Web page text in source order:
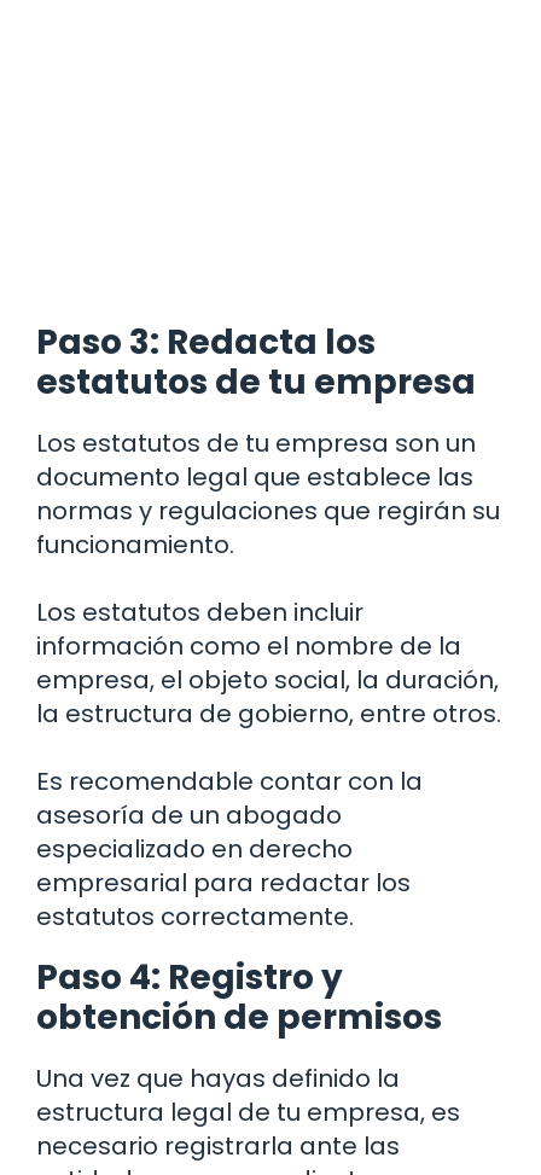
Paso 3: Redacta los
estatutos de tu empresa
Los estatutos de tu empresa son un
documento legal que establece las
normas y regulaciones que regirán su
funcionamiento.
Los estatutos deben incluir
información como el nombre de la
empresa, el objeto social, la duración,
la estructura de gobierno, entre otros.
Es recomendable contar con la
asesoría de un abogado
especializado en derecho
empresarial para redactar los
estatutos correctamente.
Paso 4: Registro y
obtención de permisos
Una vez que hayas definido la
estructura legal de tu empresa, es
necesario registrarla ante las